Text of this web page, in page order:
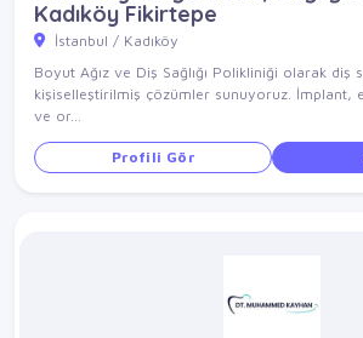
Kadıköy Fikirtepe
İstanbul / Kadıköy
Boyut Ağız ve Diş Sağlığı Polikliniği olarak diş
kişiselleştirilmiş çözümler sunuyoruz. İmplant,
ve or...
Profili Gör